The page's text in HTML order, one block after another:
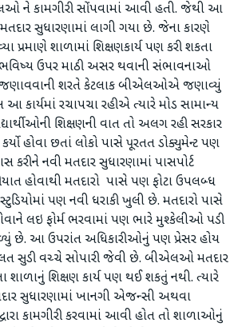
ને કામગીરી સોંપવામાં આવી હતી. જેથી આ
સુધારણામાં લાગી ગયા છે. જેના કારણે
પ્રમાણે શાળામાં શિક્ષણકાર્ય પણ કરી શકતા
ઉપર માઠી અસર થવાની સંભાવનાઓ
શરતે કેટલાક બીએલઓએ જણાવ્યું
કાર્યમાં રચાપચા રહીએ ત્યારે મોડ સામાન્ય
શિક્ષણની વાત તો અલગ રહી સરકાર
કર્યો હોવા છતાં લોકો પાસે પૂરતત ડોક્યુમેન્ટ પણ
નવી મતદાર સુધારણામાં પાસપોર્ટ
હોવાથી મતદારો પાસે પણ ફોટા ઉપલબ્ધ
પણ નવી ધરાકી ખુલી છે. મતદારો પાસે
લઇ ફોર્મ ભરવામાં પણ ભારે મુશ્કેલીઓ પડી
છે. આ ઉપરાંત અધિકારીઓનું પણ પ્રેસર હોય
સુડી વચ્ચે સોપારી જેવી છે. બીએલઓ મતદાર
શાળાનું શિક્ષણ કાર્ય પણ થઈ શકતું નથી. ત્યારે
સુધારણામાં ખાનગી એજન્સી અથવા
કામગીરી કરવામાં આવી હોત તો શાળાઓનું